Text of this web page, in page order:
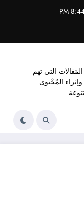
التي تهم
المُحْتوى